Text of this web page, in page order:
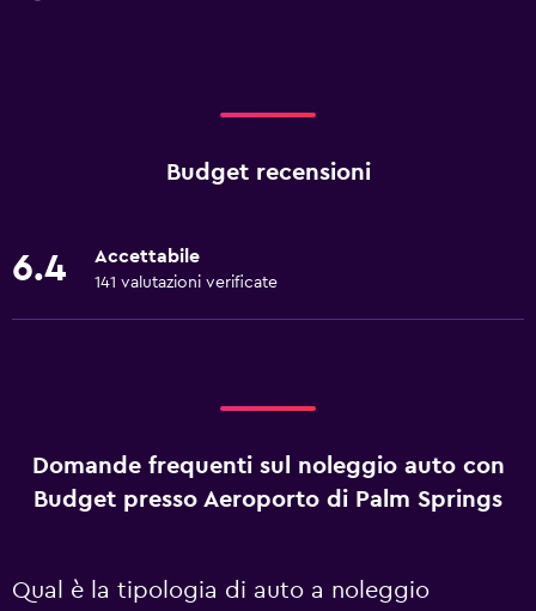
Budget recensioni
6.4 Accettabile
141 valutazioni verificate
Domande frequenti sul noleggio auto con
Budget presso Aeroporto di Palm Springs
Qual è la tipologia di auto a noleggio